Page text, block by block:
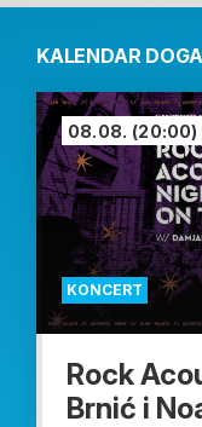
KALENDAR
KONCERT
08.08. (20:00)
Rock
Brnić i